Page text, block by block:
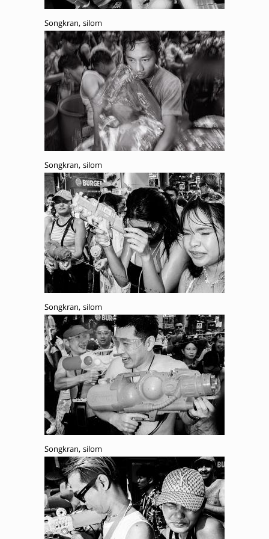
Songkran, silom
Songkran, silom
Songkran, silom
Songkran, silom